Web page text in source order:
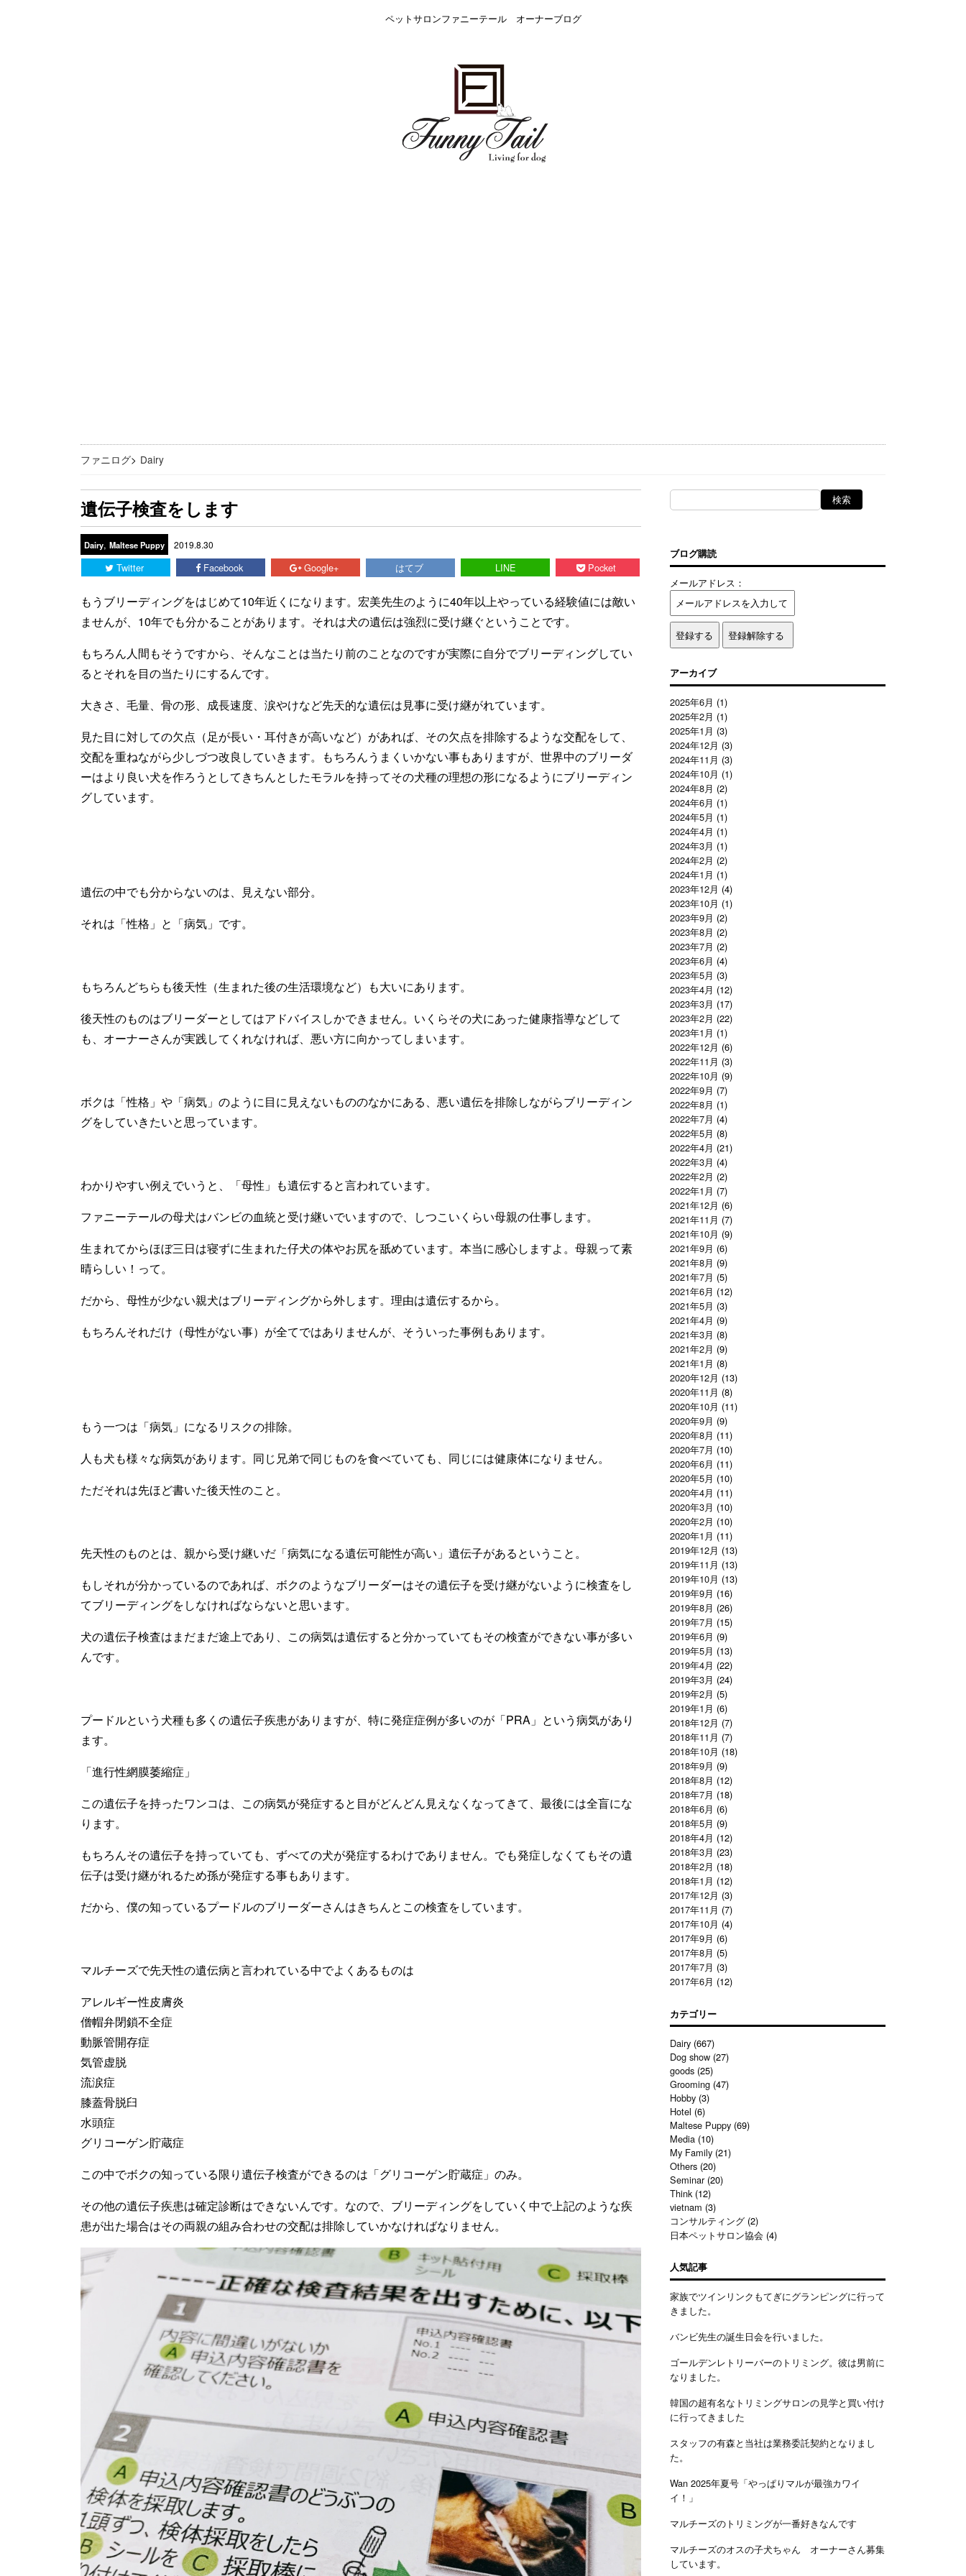
ペットサロンファニーテール オーナーブログ
ファニログ> Dairy
遺伝子検査をします
Dairy, Maltese Puppy 2019.8.30
Twitter Facebook Google+ はてブ LINE Pocket
もうブリーディングをはじめて10年近くになります。宏美先生のように40年以上やっている経験値には敵い
ませんが、10年でも分かることがあります。それは犬の遺伝は強烈に受け継ぐということです。
もちろん人間もそうですから、そんなことは当たり前のことなのですが実際に自分でブリーディングしてい
るとそれを目の当たりにするんです。
大きさ、毛量、骨の形、成長速度、涙やけなど先天的な遺伝は見事に受け継がれています。
見た目に対しての欠点（足が長い・耳付きが高いなど）があれば、その欠点を排除するような交配をして、
交配を重ねながら少しづつ改良していきます。もちろんうまくいかない事もありますが、世界中のブリーダ
ーはより良い犬を作ろうとしてきちんとしたモラルを持ってその犬種の理想の形になるようにブリーディン
グしています。
遺伝の中でも分からないのは、見えない部分。
それは「性格」と「病気」です。
もちろんどちらも後天性（生まれた後の生活環境など）も大いにあります。
後天性のものはブリーダーとしてはアドバイスしかできません。いくらその犬にあった健康指導などして
も、オーナーさんが実践してくれなければ、悪い方に向かってしまいます。
ボクは「性格」や「病気」のように目に見えないもののなかにある、悪い遺伝を排除しながらブリーディン
グをしていきたいと思っています。
わかりやすい例えでいうと、「母性」も遺伝すると言われています。
ファニーテールの母犬はバンビの血統と受け継いでいますので、しつこいくらい母親の仕事します。
生まれてからほぼ三日は寝ずに生まれた仔犬の体やお尻を舐めています。本当に感心しますよ。母親って素
晴らしい！って。
だから、母性が少ない親犬はブリーディングから外します。理由は遺伝するから。
もちろんそれだけ（母性がない事）が全てではありませんが、そういった事例もあります。
もう一つは「病気」になるリスクの排除。
人も犬も様々な病気があります。同じ兄弟で同じものを食べていても、同じには健康体になりません。
ただそれは先ほど書いた後天性のこと。
先天性のものとは、親から受け継いだ「病気になる遺伝可能性が高い」遺伝子があるということ。
もしそれが分かっているのであれば、ボクのようなブリーダーはその遺伝子を受け継がないように検査をし
てブリーディングをしなければならないと思います。
犬の遺伝子検査はまだまだ途上であり、この病気は遺伝すると分かっていてもその検査ができない事が多い
んです。
プードルという犬種も多くの遺伝子疾患がありますが、特に発症症例が多いのが「PRA」という病気があり
ます。
「進行性網膜萎縮症」
この遺伝子を持ったワンコは、この病気が発症すると目がどんどん見えなくなってきて、最後には全盲にな
ります。
もちろんその遺伝子を持っていても、ずべての犬が発症するわけでありません。でも発症しなくてもその遺
伝子は受け継がれるため孫が発症する事もあります。
だから、僕の知っているプードルのブリーダーさんはきちんとこの検査をしています。
マルチーズで先天性の遺伝病と言われている中でよくあるものは
アレルギー性皮膚炎
僧帽弁閉鎖不全症
動脈管開存症
気管虚脱
流涙症
膝蓋骨脱臼
水頭症
グリコーゲン貯蔵症
この中でボクの知っている限り遺伝子検査ができるのは「グリコーゲン貯蔵症」のみ。
その他の遺伝子疾患は確定診断はできないんです。なので、ブリーディングをしていく中で上記のような疾
患が出た場合はその両親の組み合わせの交配は排除していかなければなりません。
ブログ購読
メールアドレス：
アーカイブ
2025年6月 (1)
2025年2月 (1)
2025年1月 (3)
2024年12月 (3)
2024年11月 (3)
2024年10月 (1)
2024年8月 (2)
2024年6月 (1)
2024年5月 (1)
2024年4月 (1)
2024年3月 (1)
2024年2月 (2)
2024年1月 (1)
2023年12月 (4)
2023年10月 (1)
2023年9月 (2)
2023年8月 (2)
2023年7月 (2)
2023年6月 (4)
2023年5月 (3)
2023年4月 (12)
2023年3月 (17)
2023年2月 (22)
2023年1月 (1)
2022年12月 (6)
2022年11月 (3)
2022年10月 (9)
2022年9月 (7)
2022年8月 (1)
2022年7月 (4)
2022年5月 (8)
2022年4月 (21)
2022年3月 (4)
2022年2月 (2)
2022年1月 (7)
2021年12月 (6)
2021年11月 (7)
2021年10月 (9)
2021年9月 (6)
2021年8月 (9)
2021年7月 (5)
2021年6月 (12)
2021年5月 (3)
2021年4月 (9)
2021年3月 (8)
2021年2月 (9)
2021年1月 (8)
2020年12月 (13)
2020年11月 (8)
2020年10月 (11)
2020年9月 (9)
2020年8月 (11)
2020年7月 (10)
2020年6月 (11)
2020年5月 (10)
2020年4月 (11)
2020年3月 (10)
2020年2月 (10)
2020年1月 (11)
2019年12月 (13)
2019年11月 (13)
2019年10月 (13)
2019年9月 (16)
2019年8月 (26)
2019年7月 (15)
2019年6月 (9)
2019年5月 (13)
2019年4月 (22)
2019年3月 (24)
2019年2月 (5)
2019年1月 (6)
2018年12月 (7)
2018年11月 (7)
2018年10月 (18)
2018年9月 (9)
2018年8月 (12)
2018年7月 (18)
2018年6月 (6)
2018年5月 (9)
2018年4月 (12)
2018年3月 (23)
2018年2月 (18)
2018年1月 (12)
2017年12月 (3)
2017年11月 (7)
2017年10月 (4)
2017年9月 (6)
2017年8月 (5)
2017年7月 (3)
2017年6月 (12)
カテゴリー
Dairy (667)
Dog show (27)
goods (25)
Grooming (47)
Hobby (3)
Hotel (6)
Maltese Puppy (69)
Media (10)
My Family (21)
Others (20)
Seminar(20)
Think(12)
vietnam (3)
コンサルティング (2)
日本ペットサロン協会 (4)
人気記事
家族でツインリンクもてぎにグランピングに行って
きました。
バンビ先生の誕生日会を行いました。
ゴールデンレトリーバーのトリミング。彼は男前に
なりました。
韓国の超有名なトリミングサロンの見学と買い付け
に行ってきました
スタッフの有森と当社は業務委託契約となりまし
た。
Wan 2025年夏号「やっぱりマルが最強カワイ
イ！」
マルチーズのトリミングが一番好きなんです
マルチーズのオスの子犬ちゃん オーナーさん募集
しています。